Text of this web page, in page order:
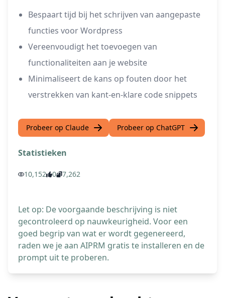
Bespaart tijd bij het schrijven van aangepaste
functies voor Wordpress
Vereenvoudigt het toevoegen van
functionaliteiten aan je website
Minimaliseert de kans op fouten door het
verstrekken van kant-en-klare code snippets
Probeer op Claude Probeer op ChatGPT
Statistieken
10,152 0 7,262
Let op: De voorgaande beschrijving is niet
gecontroleerd op nauwkeurigheid. Voor een
goed begrip van wat er wordt gegenereerd,
raden we je aan AIPRM gratis te installeren en de
prompt uit te proberen.